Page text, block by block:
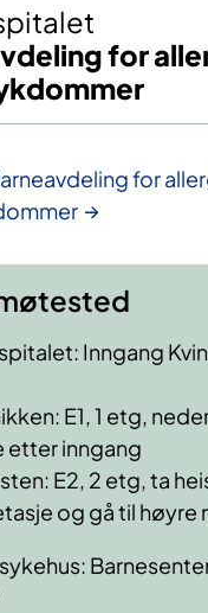
for
for
Inngang
E1, 1 etg,
etter inngang
E2, 2 etg, ta
og gå til høyre